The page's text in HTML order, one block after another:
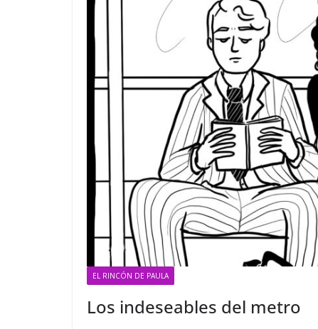
EL RINCÓN DE PAULA
Los indeseables del metro